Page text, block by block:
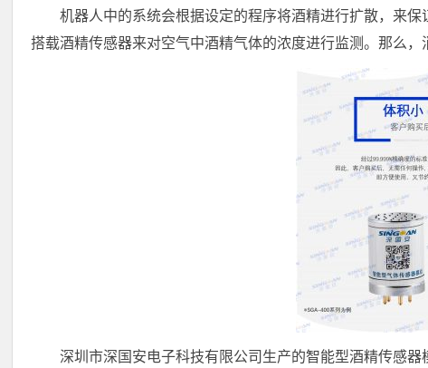
机器人中的系统会根据设定的程序将酒精进行扩散，来
搭载酒精传感器来对空气中酒精气体的浓度进行监测。那么，
深圳市深国安电子科技有限公司生产的智能型酒精传感